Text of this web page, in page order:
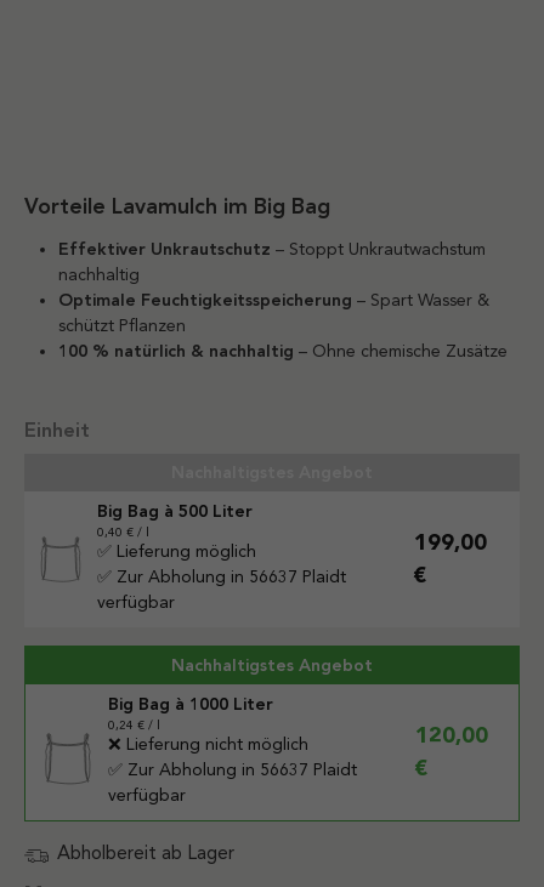
Vorteile Lavamulch im Big Bag
Effektiver Unkrautschutz – Stoppt Unkrautwachstum
nachhaltig
Optimale Feuchtigkeitsspeicherung – Spart Wasser &
schützt Pflanzen
100 % natürlich & nachhaltig – Ohne chemische Zusätze
Einheit
Big Bag à 500 Liter
0,40 € / l
✅ Lieferung möglich
✅ Zur Abholung in 56637 Plaidt
verfügbar
199,00
€
Nachhaltigstes Angebot
Big Bag à 1000 Liter
0,24 € / l
❌ Lieferung nicht möglich
✅ Zur Abholung in 56637 Plaidt
verfügbar
120,00
€
Abholbereit ab Lager